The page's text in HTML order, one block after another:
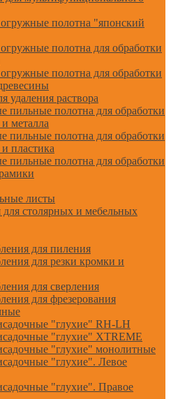
полотна "японский
полотна для обработки
полотна для обработки
удаления раствора
пильные полотна для обработки
металла
пильные полотна для обработки
пластика
пильные полотна для обработки
листы
столярных и мебельных
для пиления
для резки кромки и
для сверления
для фрезерования
"глухие" RH-LH
"глухие" XTREME
"глухие" монолитные
"глухие". Левое
"глухие". Правое